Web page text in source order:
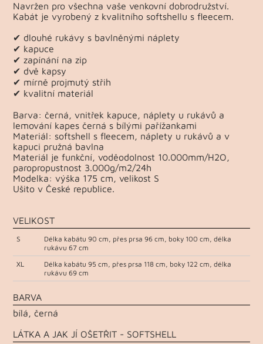
Navržen pro všechna vaše venkovní dobrodružství.
Kabát je vyrobený z kvalitního softshellu s fleecem.
✔ dlouhé rukávy s bavlněnými náplety
✔ kapuce
✔ zapínání na zip
✔ dvě kapsy
✔ mírně projmutý střih
✔ kvalitní materiál
Barva: černá, vnitřek kapuce, náplety u rukávů a
lemování kapes černá s bílými pařížankami
Materiál: softshell s fleecem, náplety u rukávů a v
kapuci pružná bavlna
Materiál je funkční, voděodolnost 10.000mm/H2O,
paropropustnost 3.000g/m2/24h
Modelka: výška 175 cm, velikost S
Ušito v České republice.
VELIKOST
S
Délka kabátu 90 cm, přes prsa 96 cm, boky 100 cm, délka
rukávu 67 cm
XL
Délka kabátu 95 cm, přes prsa 118 cm, boky 122 cm, délka
rukávu 69 cm
BARVA
bílá, černá
LÁTKA A JAK JÍ OŠETŘIT - SOFTSHELL